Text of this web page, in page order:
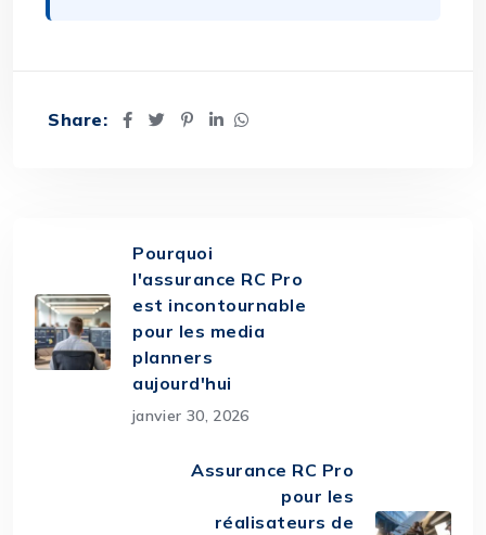
Share:
Pourquoi
l'assurance RC Pro
est incontournable
pour les media
planners
aujourd'hui
janvier 30, 2026
Assurance RC Pro
pour les
réalisateurs de